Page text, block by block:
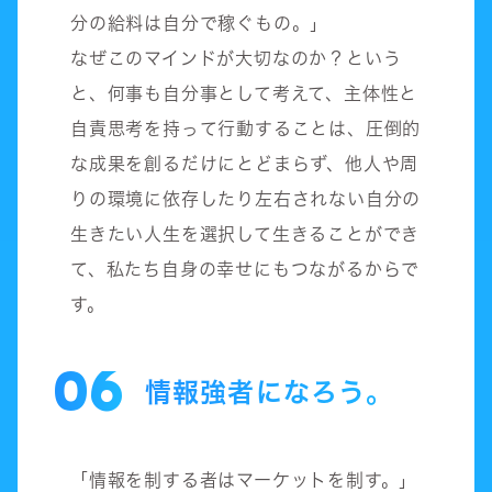
分の給料は自分で稼ぐもの。」
なぜこのマインドが大切なのか？という
と、何事も自分事として考えて、主体性と
自責思考を持って行動することは、圧倒的
な成果を創るだけにとどまらず、他人や周
りの環境に依存したり左右されない自分の
生きたい人生を選択して生きることができ
て、私たち自身の幸せにもつながるからで
す。
06 情報強者になろう。
「情報を制する者はマーケットを制す。」